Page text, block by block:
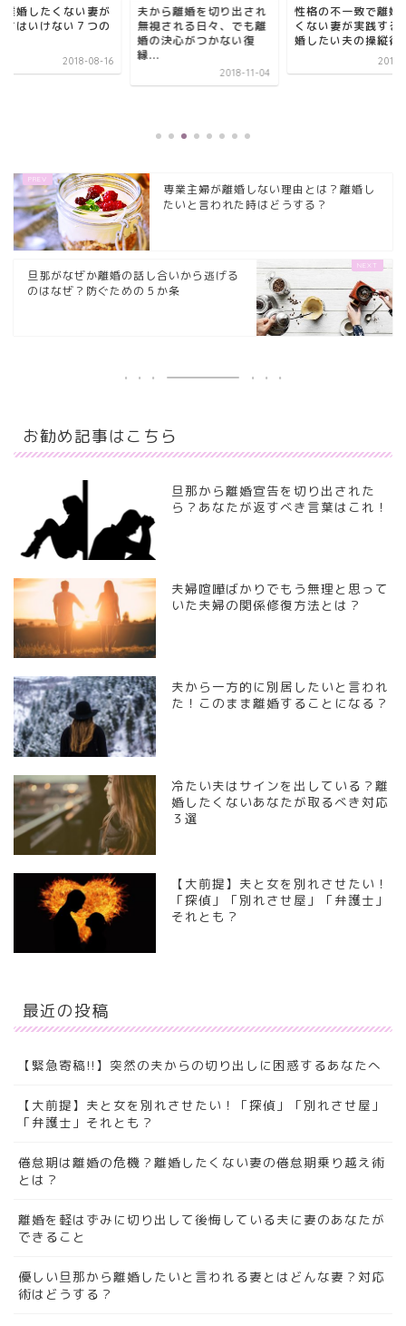
離婚したくない妻が
てはいけない７つの
2018-08-16
夫から離婚を切り出され
無視される日々、でも離
婚の決心がつかない復
縁...
2018-11-04
性格の不一致で離婚
くない妻が実践する
婚したい夫の操縦術
2018-
専業主婦が離婚しない理由とは？離婚し
たいと言われた時はどうする？
旦那がなぜか離婚の話し合いから逃げる
のはなぜ？防ぐための５か条
お勧め記事はこちら
旦那から離婚宣告を切り出された
ら？あなたが返すべき言葉はこれ！
夫婦喧嘩ばかりでもう無理と思って
いた夫婦の関係修復方法とは？
夫から一方的に別居したいと言われ
た！このまま離婚することになる？
冷たい夫はサインを出している？離
婚したくないあなたが取るべき対応
３選
【大前提】夫と女を別れさせたい！
「探偵」「別れさせ屋」「弁護士」
それとも？
最近の投稿
【緊急寄稿!!】突然の夫からの切り出しに困惑するあなたへ
【大前提】夫と女を別れさせたい！「探偵」「別れさせ屋」
「弁護士」それとも？
倦怠期は離婚の危機？離婚したくない妻の倦怠期乗り越え術
とは？
離婚を軽はずみに切り出して後悔している夫に妻のあなたが
できること
優しい旦那から離婚したいと言われる妻とはどんな妻？対応
術はどうする？